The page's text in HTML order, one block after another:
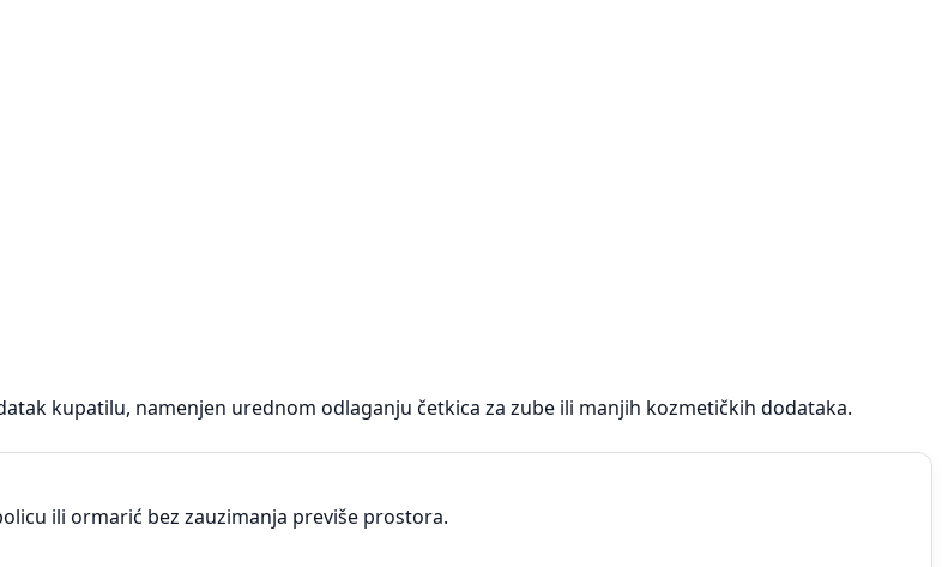
kupatilu, namenjen urednom odlaganju četkica za zube ili manjih kozmetičkih dodataka.
ili ormarić bez zauzimanja previše prostora.